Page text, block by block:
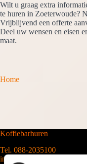
Wilt u graag extra
te huren in Zoeterwoude?
Vrijblijvend een offerte
Deel uw wensen en eisen
maat.
Home
Koffiebarhuren
Tel. 088-2035100
info@barcompany.nl